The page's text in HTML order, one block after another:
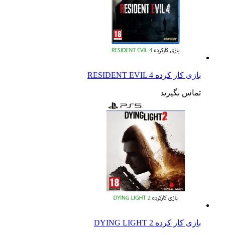
بازی کار کرده RESIDENT EVIL 4
تماس بگیرید
بازی کار کرده DYING LIGHT 2